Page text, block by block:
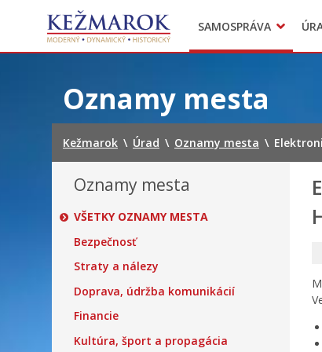
SAMOSPRÁVA
Mestská polícia
Sekcie úradu
Oznamy mesta
Kežmarok \ Úrad \ Oznamy mesta \
Oznamy mesta
VŠETKY OZNAMY MESTA
Bezpečnosť
Straty a nálezy
Doprava, údržba komunikácií
Financie
Kultúra, šport a propagácia